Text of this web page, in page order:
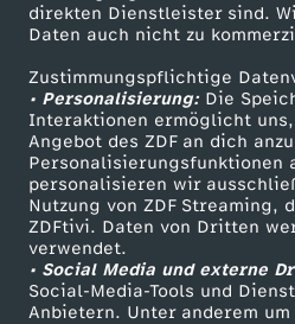
direkten Dienstleister sind.
Daten auch nicht zu
Zustimmungspflichtige
• Personalisierung:Die
Interaktionen ermöglicht
Angebot des ZDF an dich
Personalisierungsfunktionen
personalisieren wir
Nutzung von ZDF Streaming,
ZDFtivi. Daten von Dritten
verwendet.
• Social Media und externe
Social-Media-Tools und
Anbietern. Unter anderem
k
e
n
n
s
t
ZDFtext
Livestreams
Sendungen A-Z
TV-Programm
ZDF Unternehmen
Karriere